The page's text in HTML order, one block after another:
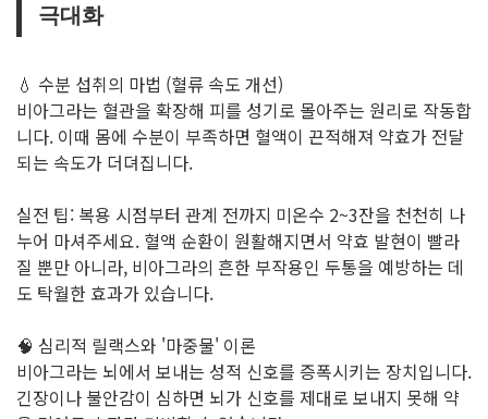
극대화
💧 수분 섭취의 마법 (혈류 속도 개선)
비아그라는 혈관을 확장해 피를 성기로 몰아주는 원리로 작동합
니다. 이때 몸에 수분이 부족하면 혈액이 끈적해져 약효가 전달
되는 속도가 더뎌집니다.
실전 팁: 복용 시점부터 관계 전까지 미온수 2~3잔을 천천히 나
누어 마셔주세요. 혈액 순환이 원활해지면서 약효 발현이 빨라
질 뿐만 아니라, 비아그라의 흔한 부작용인 두통을 예방하는 데
도 탁월한 효과가 있습니다.
🧠 심리적 릴랙스와 '마중물' 이론
비아그라는 뇌에서 보내는 성적 신호를 증폭시키는 장치입니다.
긴장이나 불안감이 심하면 뇌가 신호를 제대로 보내지 못해 약